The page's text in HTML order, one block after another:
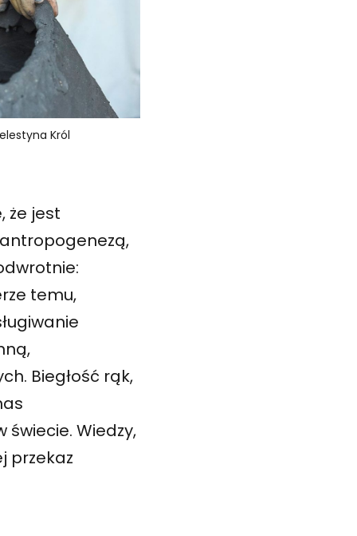
Król
że jest
temu,
Biegłość rąk,
Wiedzy,
przekaz